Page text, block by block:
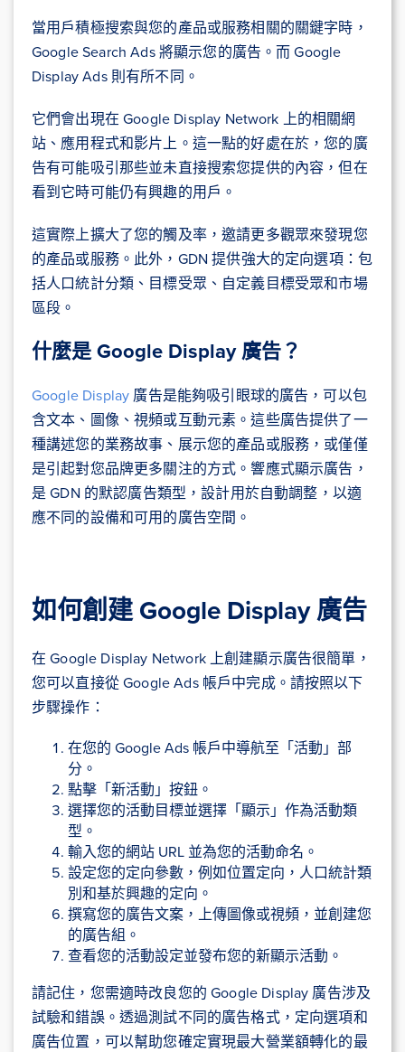
當用戶積極搜索與您的產品或服務相關的關鍵字時，
Google Search Ads 將顯示您的廣告。而 Google
Display Ads 則有所不同。
它們會出現在 Google Display Network 上的相關網
站、應用程式和影片上。這一點的好處在於，您的廣
告有可能吸引那些並未直接搜索您提供的內容，但在
看到它時可能仍有興趣的用戶。
這實際上擴大了您的觸及率，邀請更多觀眾來發現您
的產品或服務。此外，GDN 提供強大的定向選項：包
括人口統計分類、目標受眾、自定義目標受眾和市場
區段。
什麼是 Google Display 廣告？
Google Display廣告是能夠吸引眼球的廣告，可以包
含文本、圖像、視頻或互動元素。這些廣告提供了一
種講述您的業務故事、展示您的產品或服務，或僅僅
是引起對您品牌更多關注的方式。響應式顯示廣告，
是 GDN 的默認廣告類型，設計用於自動調整，以適
應不同的設備和可用的廣告空間。
如何創建 Google Display 廣告
在 Google Display Network 上創建顯示廣告很簡單，
您可以直接從 Google Ads 帳戶中完成。請按照以下
步驟操作：
在您的 Google Ads 帳戶中導航至「活動」部
分。
點擊「新活動」按鈕。
選擇您的活動目標並選擇「顯示」作為活動類
型。
輸入您的網站 URL 並為您的活動命名。
設定您的定向參數，例如位置定向，人口統計類
別和基於興趣的定向。
撰寫您的廣告文案，上傳圖像或視頻，並創建您
的廣告組。
查看您的活動設定並發布您的新顯示活動。
請記住，您需適時改良您的 Google Display 廣告涉及
試驗和錯誤。透過測試不同的廣告格式，定向選項和
廣告位置，可以幫助您確定實現最大營業額轉化的最